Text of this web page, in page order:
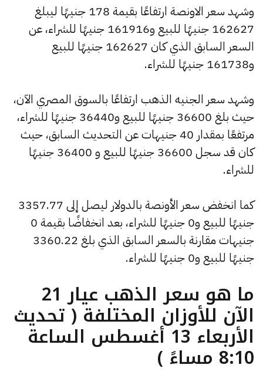
وشهد سعر الاونصة ارتفاعًا بقيمة 178 جنيهًا ليبلغ
162627 جنيهًا للبيع و161916 جنيهًا للشراء، عن
السعر السابق الذي كان 162627 جنيهًا للبيع
و161738 جنيهًا للشراء.
وشهد سعر الجنيه الذهب ارتفاعًا بالسوق المصري الآن،
حيث بلغ 36600 جنيهًا للبيع و36440 جنيهًا للشراء،
مرتفعًا بمقدار 40 جنيهات عن التحديث السابق، حيث
كان قد سجل 36600 جنيهًا للبيع و 36400 جنيهًا
للشراء.
كما انخفض سعر الأونصة بالدولار ليصل إلى 3357.77
جنيهًا للبيع و0 جنيهًا للشراء، بعد انخفاضًا بقيمة 0
جنيهات مقارنة بالسعر السابق الذي بلغ 3360.22
جنيهًا للبيع و0 جنيهًا للشراء.
ما هو سعر الذهب عيار 21
الآن للأوزان المختلفة ( تحديث
الأربعاء 13 أغسطس الساعة
8:10 مساءً )